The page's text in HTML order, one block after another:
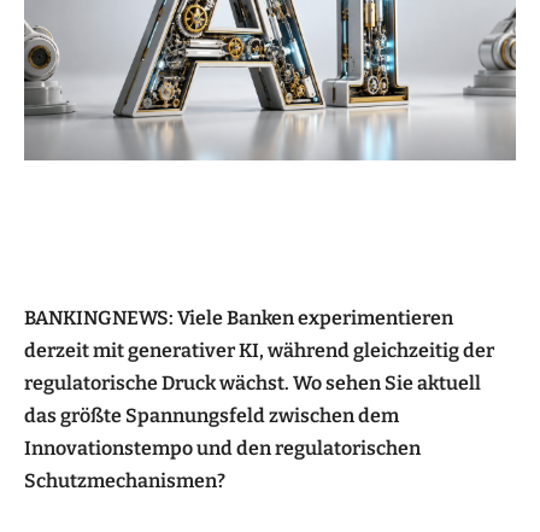
BANKINGNEWS: Viele Banken experimentieren
derzeit mit generativer KI, während gleichzeitig der
regulatorische Druck wächst. Wo sehen Sie aktuell
das größte Spannungsfeld zwischen dem
Innovationstempo und den regulatorischen
Schutzmechanismen?